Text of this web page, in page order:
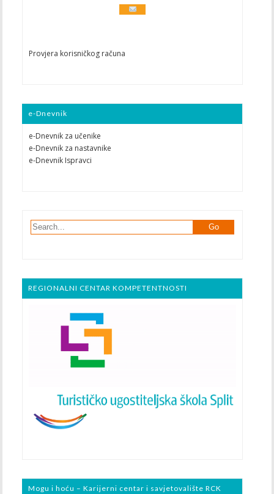
Provjera korisničkog računa
e-Dnevnik
e-Dnevnik za učenike
e-Dnevnik za nastavnike
e-Dnevnik Ispravci
REGIONALNI CENTAR KOMPETENTNOSTI
Mogu i hoću – Karijerni centar i savjetovalište RCK